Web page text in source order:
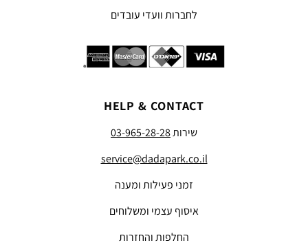
לחברות וועדי עובדים
HELP & CONTACT
שירות03-965-28-28
service@dadapark.co.il
זמני פעילות ומענה
איסוף עצמי ומשלוחים
החלפות והחזרות